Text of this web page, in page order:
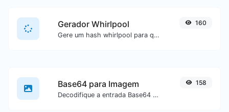
Gerador Whirlpool
Gere um hash whirlpool para qualquer entrada de texto.
160
Base64 para Imagem
Decodifique a entrada Base64 para uma imagem.
158